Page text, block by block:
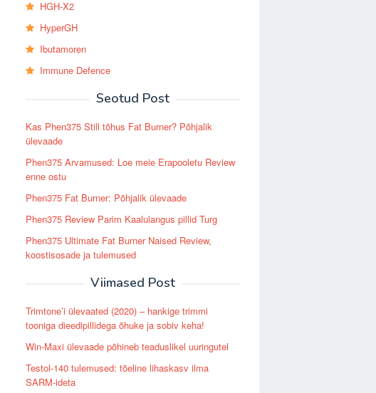
HGH-X2
HyperGH
Ibutamoren
Immune Defence
Seotud Post
Kas Phen375 Still tõhus Fat Burner? Põhjalik
ülevaade
Phen375 Arvamused: Loe meie Erapooletu Review
enne ostu
Phen375 Fat Burner: Põhjalik ülevaade
Phen375 Review Parim Kaalulangus pillid Turg
Phen375 Ultimate Fat Burner Naised Review,
koostisosade ja tulemused
Viimased Post
Trimtone’i ülevaated (2020) – hankige trimmi
tooniga dieedipillidega õhuke ja sobiv keha!
Win-Maxi ülevaade põhineb teaduslikel uuringutel
Testol-140 tulemused: tõeline lihaskasv ilma
SARM-ideta